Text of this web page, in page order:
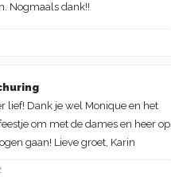
Nogmaals dank!!
lief! Dank je wel Monique en het
om met de dames en heer op
gaan! Lieve groet, Karin